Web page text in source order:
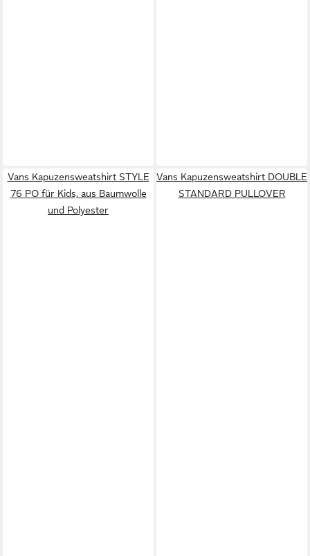
Vans Kapuzensweatshirt STYLE
76 PO für Kids, aus Baumwolle
und Polyester
Vans Kapuzensweatshirt DOUBLE
STANDARD PULLOVER